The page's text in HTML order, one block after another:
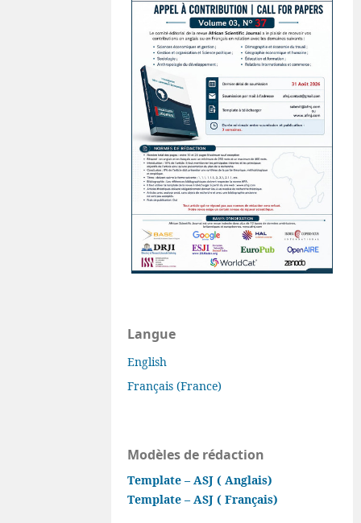
Langue
English
Français (France)
Modèles de rédaction
Template – ASJ ( Anglais)
Template – ASJ ( Français)